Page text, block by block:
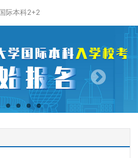
际本科2+2